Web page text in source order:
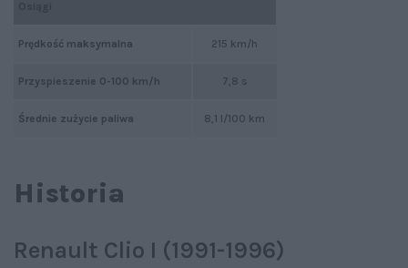
215 km/h
7,8 s
8,1 l/100 km
Prędkość maksymalna
Przyspieszenie 0-100 km/h
Średnie zużycie paliwa
Historia
Renault Clio I (1991-1996)